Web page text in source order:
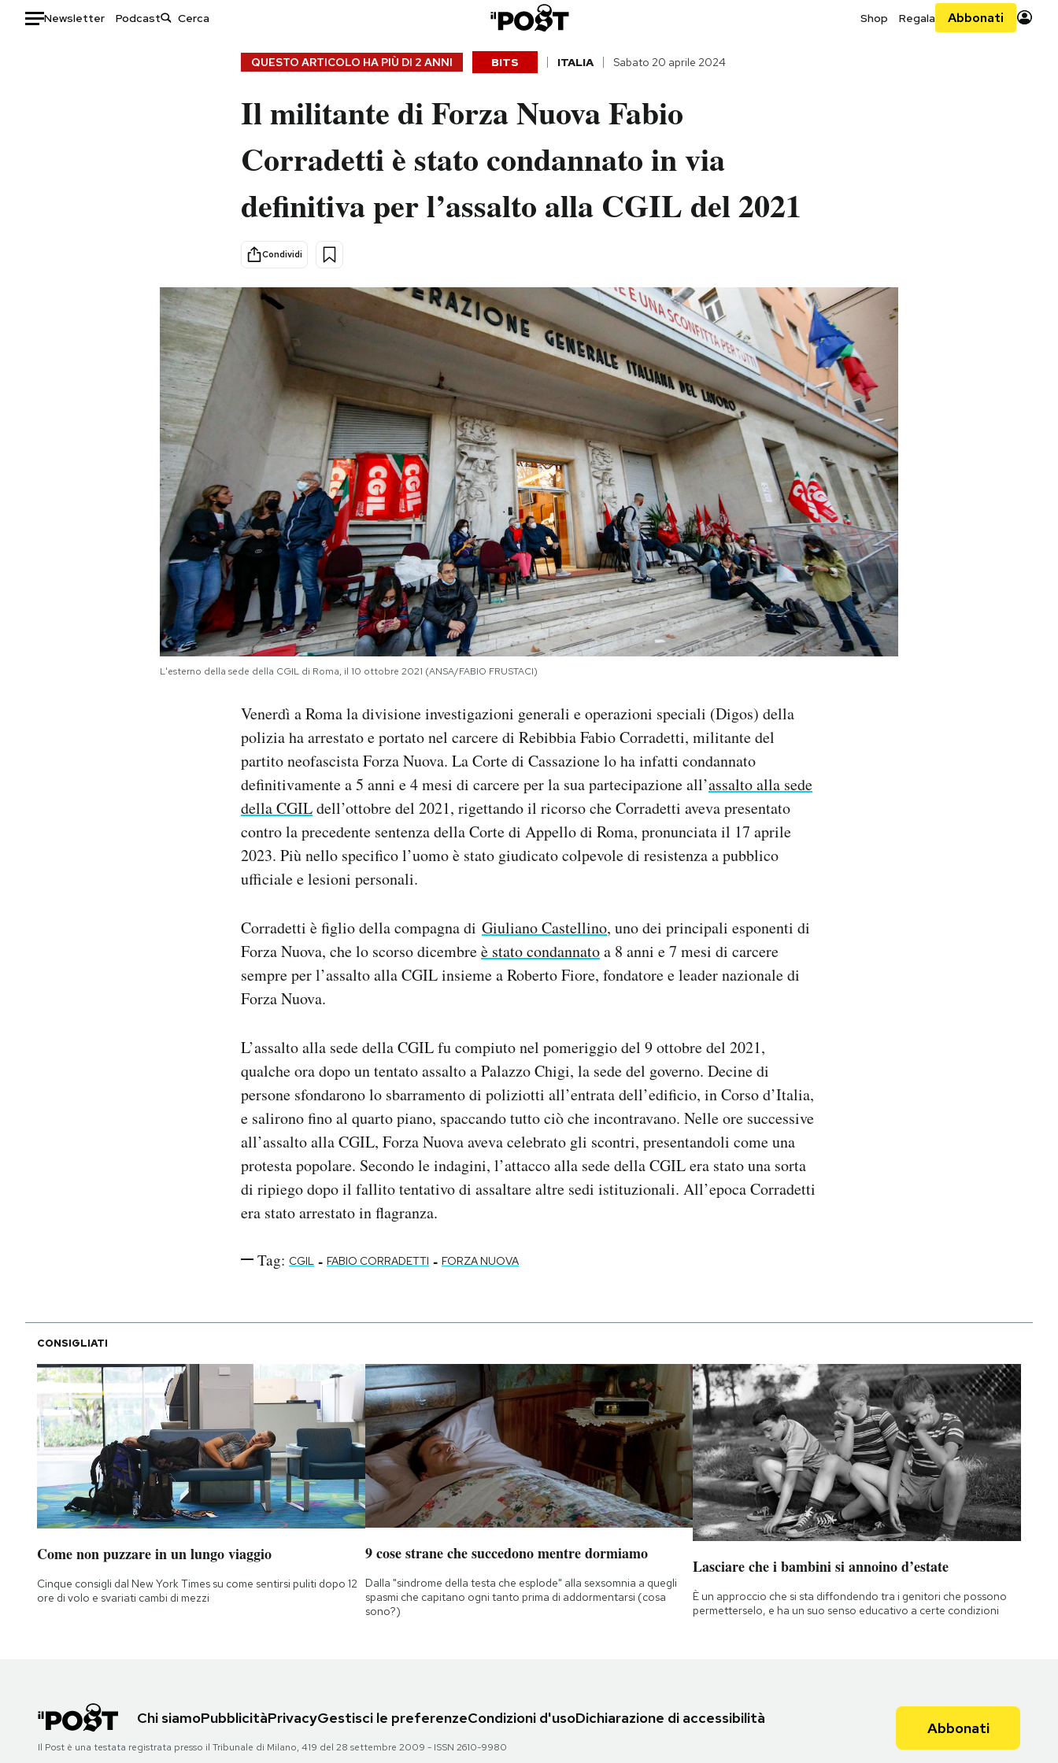
Newsletter Podcast Shop Regala Abbonati
Storie/Idee
Altrecose
Mondiali calcio 2026
AREA PERSONALE
QUESTO ARTICOLO HA PIÙ DI 2 ANNI BITS ITALIA Sabato 20 aprile 2024
Il militante di Forza Nuova Fabio
Corradetti è stato condannato in via
definitiva per l’assalto alla CGIL del 2021
Condividi
L'esterno della sede della CGIL di Roma, il 10 ottobre 2021 (ANSA/FABIO FRUSTACI)
Venerdì a Roma la divisione investigazioni generali e operazioni speciali (Digos) della
polizia ha arrestato e portato nel carcere di Rebibbia Fabio Corradetti, militante del
partito neofascista Forza Nuova. La Corte di Cassazione lo ha infatti condannato
definitivamente a 5 anni e 4 mesi di carcere per la sua partecipazione all’assalto alla sede
della CGILdell’ottobre del 2021, rigettando il ricorso che Corradetti aveva presentato
contro la precedente sentenza della Corte di Appello di Roma, pronunciata il 17 aprile
2023. Più nello specifico l’uomo è stato giudicato colpevole di resistenza a pubblico
ufficiale e lesioni personali.
Corradetti è figlio della compagna di Giuliano Castellino, uno dei principali esponenti di
Forza Nuova, che lo scorso dicembreè stato condannatoa 8 anni e 7 mesi di carcere
sempre per l’assalto alla CGIL insieme a Roberto Fiore, fondatore e leader nazionale di
Forza Nuova.
L’assalto alla sede della CGIL fu compiuto nel pomeriggio del 9 ottobre del 2021,
qualche ora dopo un tentato assalto a Palazzo Chigi, la sede del governo. Decine di
persone sfondarono lo sbarramento di poliziotti all’entrata dell’edificio, in Corso d’Italia,
e salirono fino al quarto piano, spaccando tutto ciò che incontravano. Nelle ore successive
all’assalto alla CGIL, Forza Nuova aveva celebrato gli scontri, presentandoli come una
protesta popolare. Secondo le indagini, l’attacco alla sede della CGIL era stato una sorta
di ripiego dopo il fallito tentativo di assaltare altre sedi istituzionali. All’epoca Corradetti
era stato arrestato in flagranza.
Tag: CGIL - FABIO CORRADETTI - FORZA NUOVA
CONSIGLIATI
Come non puzzare in un lungo viaggio
Cinque consigli dal New York Times su come sentirsi puliti dopo 12
ore di volo e svariati cambi di mezzi
9 cose strane che succedono mentre dormiamo
Dalla "sindrome della testa che esplode" alla sexsomnia a quegli
spasmi che capitano ogni tanto prima di addormentarsi (cosa
sono?)
Lasciare che i bambini si annoino d’estate
È un approccio che si sta diffondendo tra i genitori che possono
permetterselo, e ha un suo senso educativo a certe condizioni
Chi siamoPubblicitàPrivacyGestisci le preferenzeCondizioni d'usoDichiarazione di accessibilità
Il Post è una testata registrata presso il Tribunale di Milano, 419 del 28 settembre 2009 - ISSN 2610-9980
Abbonati